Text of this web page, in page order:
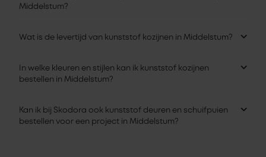
Middelstum?
Wat is de levertijd van kunststof kozijnen in Middelstum?
In welke kleuren en stijlen kan ik kunststof kozijnen
bestellen in Middelstum?
Kan ik bij Skodora ook kunststof deuren en schuifpuien
bestellen voor een project in Middelstum?